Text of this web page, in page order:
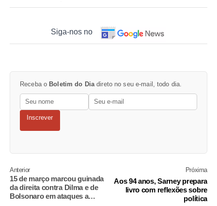
Siga-nos no
Receba o Boletim do Diadireto no seu e-mail, todo dia.
Inscrever
Anterior
15 de março marcou guinada
da direita contra Dilma e de
Bolsonaro em ataques a
Próxima
Aos 94 anos, Sarney prepara
livro com reflexões sobre
política